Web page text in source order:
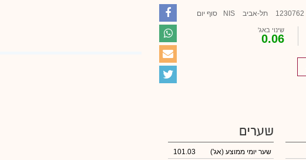
1230762 תל-אביב NIS סוף יום
שינוי באג'
0.06
שערים
שער יומי ממוצע (אג')
101.03